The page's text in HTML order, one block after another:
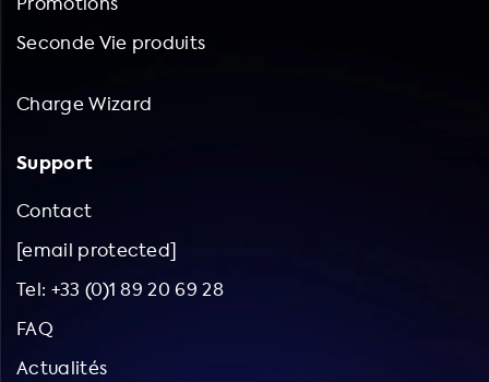
Seconde Vie produits
Charge Wizard
Support
Contact
[email protected]
Tel: +33 (0)1 89 20 69 28
FAQ
Actualités